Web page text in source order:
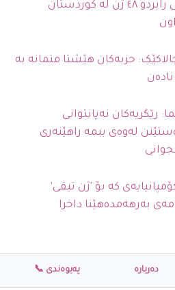
ساڵی رابردو ٤٨ ژن لە کوردستان
حزبەکان هێشتا متمانە بە
نادەن
رێگریەکان نەیانتوانی
لەوەی ببمە راهێنەری
کە بۆ 'ژن تیڤی'
بەرهەمدەهێنا داخرا
دەربارە پەیوەندی 📞